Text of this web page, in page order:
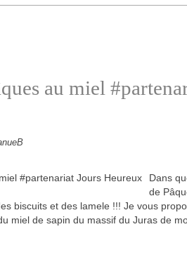
au miel
Dans
de
biscuits et des lamele !!! Je vous
miel de sapin du massif du Juras de